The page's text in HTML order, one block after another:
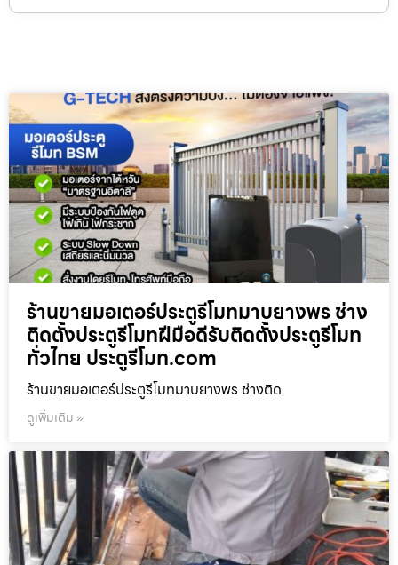
ร้านขายมอเตอร์ประตูรีโมทมาบยางพร ช่าง
ติดตั้งประตูรีโมทฝีมือดีรับติดตั้งประตูรีโมท
ทั่วไทย ประตูรีโมท.com
ร้านขายมอเตอร์ประตูรีโมทมาบยางพร ช่างติด
ดูเพิ่มเติม »